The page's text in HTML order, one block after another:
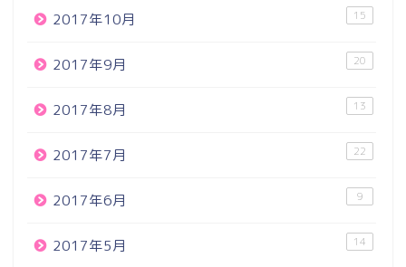
2017年10月 15
2017年9月 20
2017年8月 13
2017年7月 22
2017年6月 9
2017年5月 14